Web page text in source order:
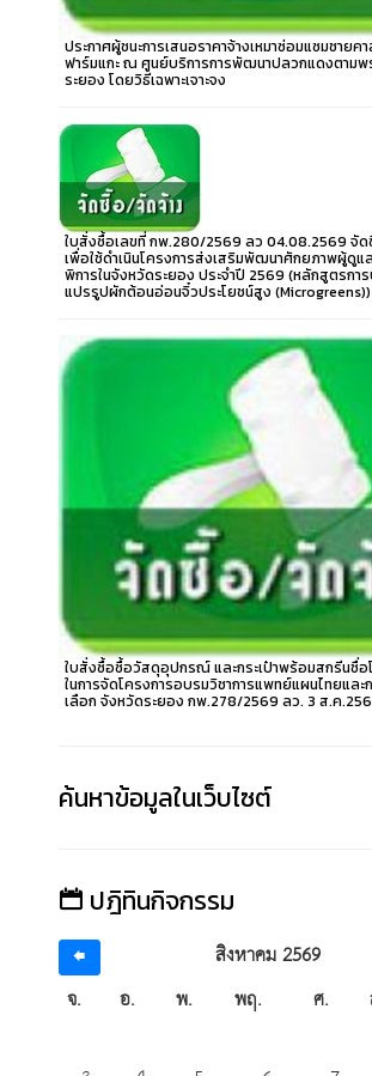
ประกาศผู้ชนะการเสนอราคาจ้างเหมาซ่อมแซมชายค
ฟาร์มแกะ ณ ศูนย์บริการการพัฒนาปลวกแดงตามพ
ระยอง โดยวิธีเฉพาะเจาะจง
ใบสั่งซื้อเลขที่ กพ.280/2569 ลว 04.08.2569 จั
เพื่อใช้ดำเนินโครงการส่งเสริมพัฒนาศักยภาพผู้ดูแ
พิการในจังหวัดระยอง ประจำปี 2569 (หลักสูตรกา
แปรรูปผักต้อนอ่อนจิ๋วประโยชน์สูง (Microgreens))
ใบสั่งซื้อซื้อวัสดุอุปกรณ์ และกระเป๋าพร้อมสกรีนชื่อ
ในการจัดโครงการอบรมวิชาการแพทย์แผนไทยและ
เลือก จังหวัดระยอง กพ.278/2569 ลว. 3 ส.ค
ค้นหาข้อมูลในเว็บไซต์
ปฎิทินกิจกรรม
สิงหาคม 2569
จ.
อ. พ. พฤ. ศ.